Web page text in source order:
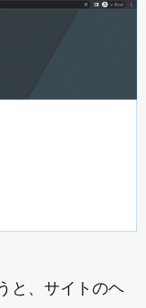
と、サイトのヘ